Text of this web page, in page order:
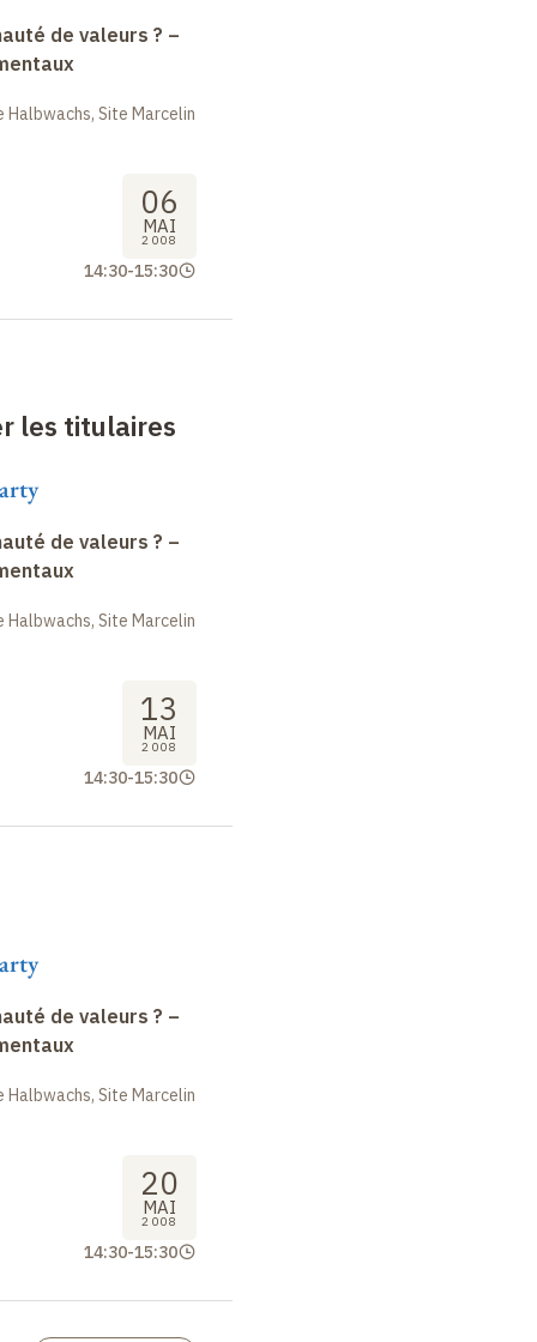
de valeurs ? –
Site Marcelin
06
MAI
2008
14:30-15:30
les titulaires
de valeurs ? –
Site Marcelin
13
MAI
2008
14:30-15:30
de valeurs ? –
Site Marcelin
20
MAI
2008
14:30-15:30